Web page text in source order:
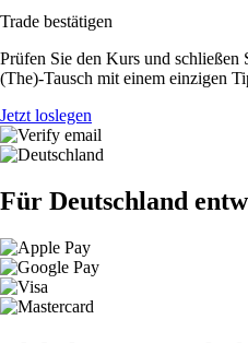
Trade bestätigen
Prüfen Sie den Kurs und schließen
(The)-Tausch mit einem einzigen
Jetzt loslegen
Für Deutschland